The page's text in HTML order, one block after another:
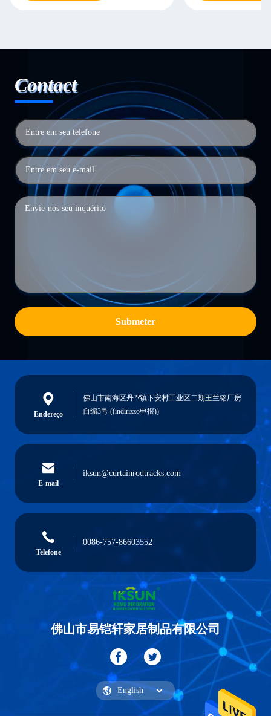
Contact
Submeter
Endereço
佛山市南海区丹??镇下安村工业区二期王兰铭厂房
自编3号 ((indirizzo申报))
E-mail
iksun@curtainrodtracks.com
Telefone
0086-757-86603552
佛山市易铠轩家居制品有限公司